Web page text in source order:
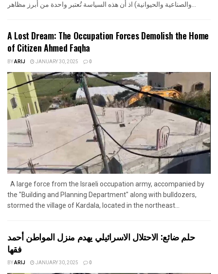
والصناعية والحيوانية) اذ أن هذه السياسة تُعتبر واحدة من أبرز مظاهر...
A Lost Dream: The Occupation Forces Demolish the Home
of Citizen Ahmed Faqha
BYARIJ JANUARY 30, 2025 0
A large force from the Israeli occupation army, accompanied by
the "Building and Planning Department" along with bulldozers,
stormed the village of Kardala, located in the northeast...
حلم ضائع: الاحتلال الاسرائيلي يهدم منزل المواطن أحمد
فقها
BYARIJ JANUARY 30, 2025 0